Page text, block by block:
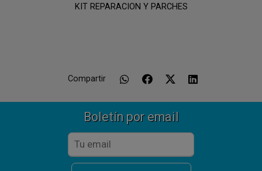
KIT REPARACION Y PARCHES
Compartir
Boletín por email